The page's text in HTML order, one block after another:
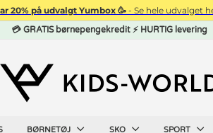
20% på udvalgt Yumbox 🥳- Se hele udvalget
💳 GRATIS børnepengekredit ⚡ HURTIG levering
BØRNETØJ SKO SPORT